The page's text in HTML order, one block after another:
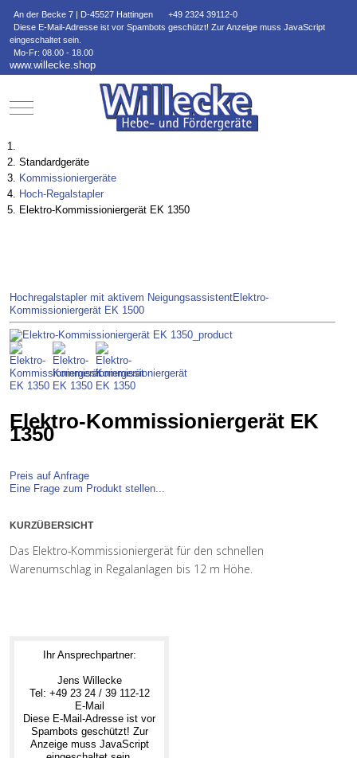
An der Becke 7 | D-45527 Hattingen
+49 2324 39112-0
Diese E-Mail-Adresse ist vor Spambots geschützt! Zur Anzeige muss JavaScript
eingeschaltet sein.
Mo-Fr: 08.00 - 18.00
www.willecke.shop
Mobile Menu Toggle
Standardgeräte
Kommissioniergeräte
Hoch-Regalstapler
Elektro-Kommissioniergerät EK 1350
Hochregalstapler mit aktivem NeigungsassistentElektro-
Kommissioniergerät EK 1500
Elektro-Kommissioniergerät EK
1350
Preis auf Anfrage
Eine Frage zum Produkt stellen...
KURZÜBERSICHT
Das Elektro-Kommissioniergerät für den schnellen
Warenumschlag in Regalanlagen bis 12 m Höhe.
Ihr Ansprechpartner:
Jens Willecke
Tel: +49 23 24 / 39 112-12
E-Mail
Diese E-Mail-Adresse ist vor
Spambots geschützt! Zur
Anzeige muss JavaScript